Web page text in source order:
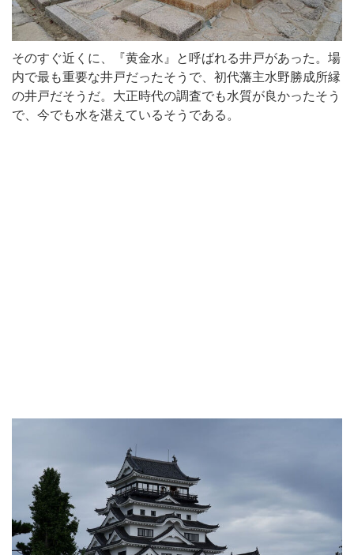
そのすぐ近くに、『黄金水』と呼ばれる井戸があった。場
内で最も重要な井戸だったそうで、初代藩主水野勝成所縁
の井戸だそうだ。大正時代の調査でも水質が良かったそう
で、今でも水を湛えているそうである。